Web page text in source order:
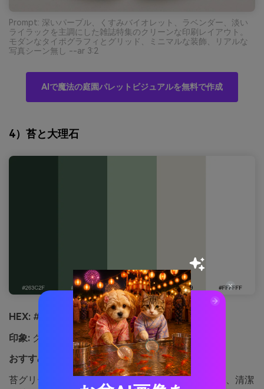
Prompt: 深いパープル、くすみバイオレット、ラベンダー、淡い
ライラックを主調にした雑誌特集のクリーンな印刷レイアウト。
モダンなタイポグラフィとグリッド、ミニマルな装飾、リアルな
写真シーン無し --ar 3:2
AIで魔法の庭園パレットビジュアルを無料で作成
4）苔と大理石
HEX: #263c2f #4c6a55 #9fb89f #e6e2d9 #ffffff
印象: クリーン、安定感、モダン
おすすめ用途:
スキンケアパッケージデザイン
苔グリーンと大理石のようなニュートラルカラーが、清潔